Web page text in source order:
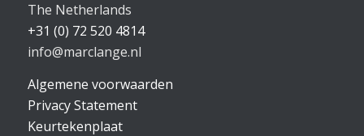
The Netherlands
+31 (0) 72 520 4814
info@marclange.nl
Algemene voorwaarden
Privacy Statement
Keurtekenplaat